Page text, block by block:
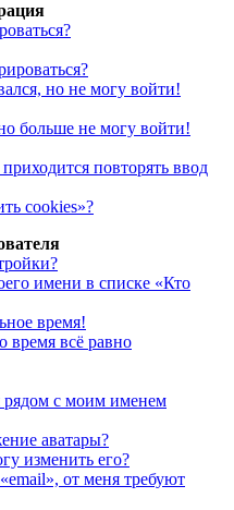
но не могу войти!
больше не могу войти!
повторять ввод
cookies»?
имени в списке «Кто
время!
время всё равно
рядом с моим именем
аватары?
изменить его?
от меня требуют